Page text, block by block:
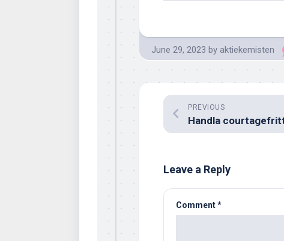
June 29, 2023 by aktiekemisten
PREVIOUS
Leave a Reply
Comment*